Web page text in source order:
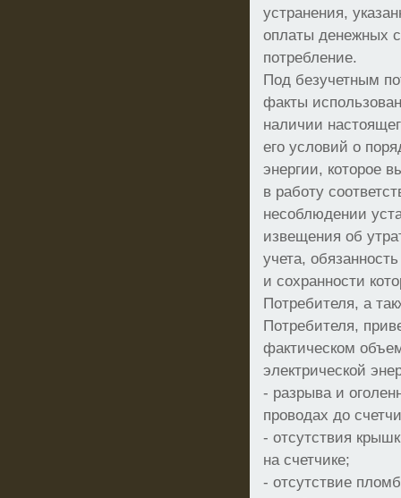
устранения,
оплаты денежных
потребление.
Под безучетным
факты
наличии
его условий о
энергии, которое
в работу
несоблюдении
извещения об
учета,
и сохранности
Потребителя, а
Потребителя,
фактическом
электрической
- разрыва и
проводах до
- отсутствия
на счетчике;
- отсутствие